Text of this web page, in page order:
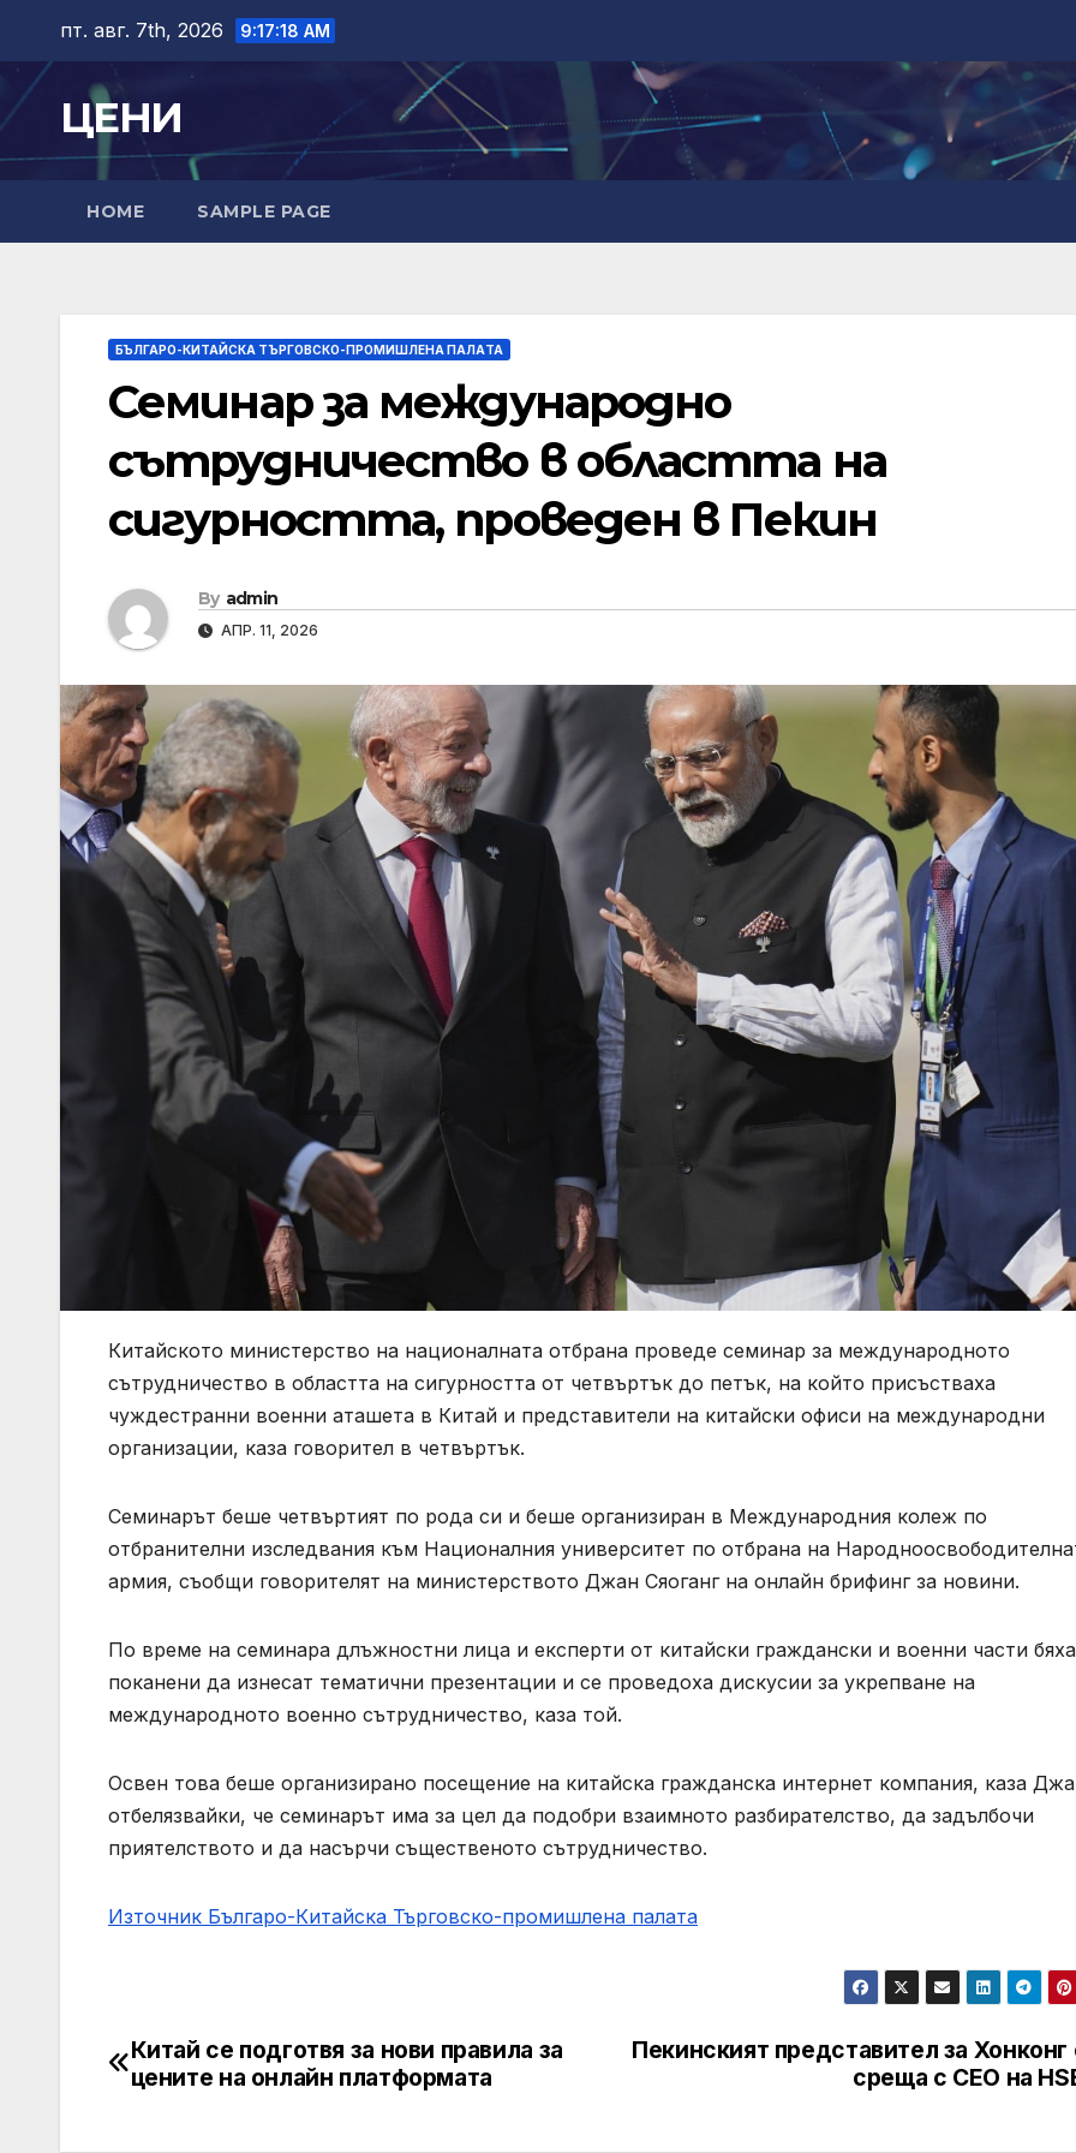
content
пт. авг. 7th, 2026 9:17:19 AM
ЦЕНИ
HOME SAMPLE PAGE
БЪЛГАРО-КИТАЙСКА ТЪРГОВСКО-ПРОМИШЛЕНА ПАЛAТА
Семинар за международно
сътрудничество в областта на
сигурността, проведен в Пекин
By admin
АПР. 11, 2026
Китайското министерство на националната отбрана проведе семинар за международното
сътрудничество в областта на сигурността от четвъртък до петък, на който присъстваха
чуждестранни военни аташета в Китай и представители на китайски офиси на международни
организации, каза говорител в четвъртък.
Семинарът беше четвъртият по рода си и беше организиран в Международния колеж по
отбранителни изследвания към Националния университет по отбрана на
армия, съобщи говорителят на министерството Джан Сяоганг на онлайн брифинг за новини.
По време на семинара длъжностни лица и експерти от китайски граждански и военни части бяха
поканени да изнесат тематични презентации и се проведоха дискусии за укрепване на
международното военно сътрудничество, каза той.
Освен това беше организирано посещение на китайска гражданска интернет компания, каза
отбелязвайки, че семинарът има за цел да подобри взаимното разбирателство, да задълбочи
приятелството и да насърчи същественото сътрудничество.
Източник Българо-Китайска Търговско-промишлена палaта
Навигация
Пекинският представител за Хонконг
среща с CEO на
Китай се подготвя за нови правила за
цените на онлайн платформата